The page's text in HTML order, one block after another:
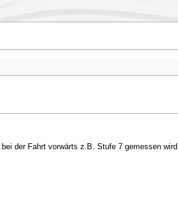
der Fahrt vorwärts z.B. Stufe 7 gemessen